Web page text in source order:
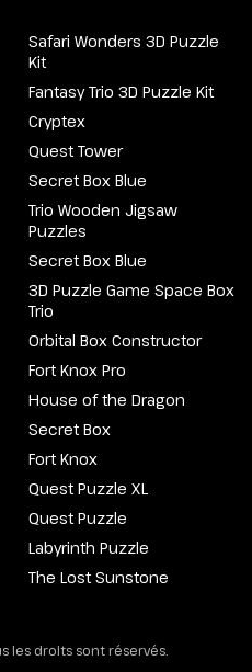
Safari Wonders 3D Puzzle
Kit
Fantasy Trio 3D Puzzle Kit
Cryptex
Quest Tower
Secret Box Blue
Trio Wooden Jigsaw
Puzzles
Secret Box Blue
3D Puzzle Game Space Box
Trio
Orbital Box Constructor
Fort Knox Pro
House of the Dragon
Secret Box
Fort Knox
Quest Puzzle XL
Quest Puzzle
Labyrinth Puzzle
The Lost Sunstone
les droits sont réservés.